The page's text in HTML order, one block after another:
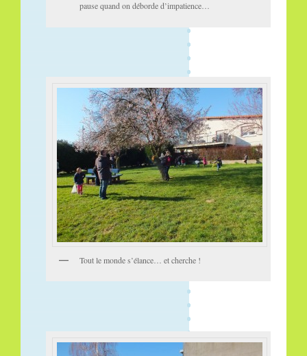
pause quand on déborde d’impatience…
Tout le monde s’élance… et cherche !